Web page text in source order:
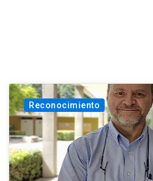
Reconocimiento